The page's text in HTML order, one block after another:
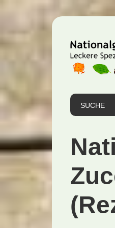
Hauptnavigation
SUCHE